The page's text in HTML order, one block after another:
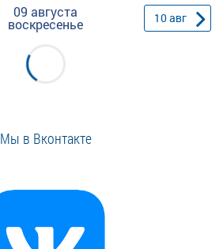
09 августа
воскресенье 10авг
Мы в Вконтакте